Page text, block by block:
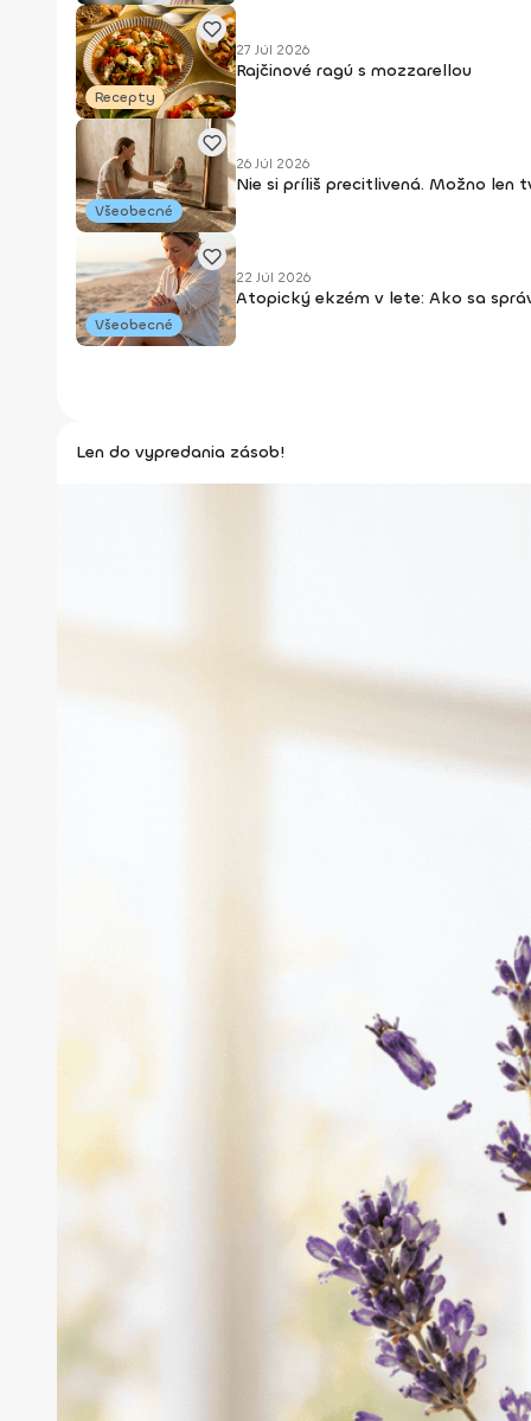
Recepty
27 Júl 2026
Rajčinové ragú s mozzarellou
Všeobecné
26 Júl 2026
Nie si príliš precitlivená. Možno len
Všeobecné
22 Júl 2026
Atopický ekzém v lete: Ako sa
Len do vypredania zásob!